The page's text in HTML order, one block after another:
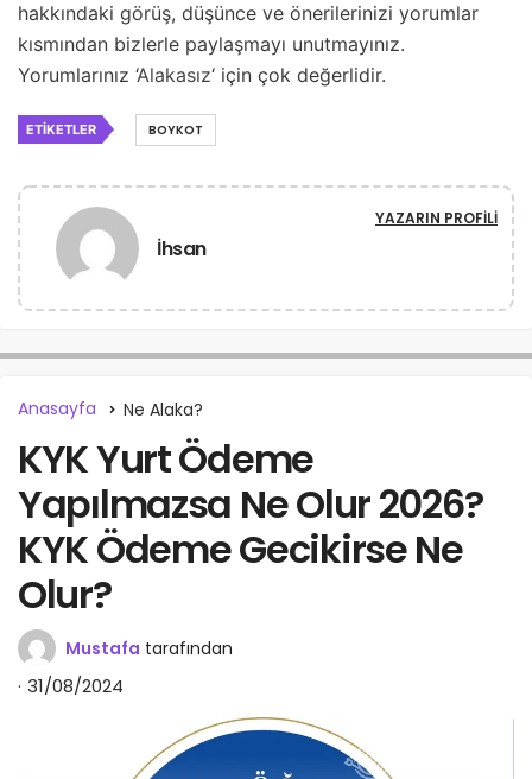
hakkındaki görüş, düşünce ve önerilerinizi yorumlar
kısmından bizlerle paylaşmayı unutmayınız.
Yorumlarınız ‘Alakasız‘ için çok değerlidir.
ETIKETLER BOYKOT
İhsan
YAZARIN PROFILI
Anasayfa Ne Alaka?
KYK Yurt Ödeme
Yapılmazsa Ne Olur 2026?
KYK Ödeme Gecikirse Ne
Olur?
Mustafa tarafından
31/08/2024